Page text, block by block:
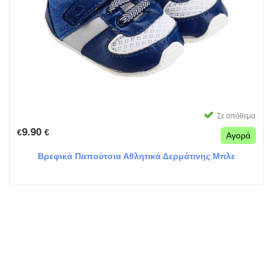
Σε απόθεμα
€9.90 € Αγορά
Βρεφικά Παπούτσια Αθλητικά Δερμάτινης Μπλε